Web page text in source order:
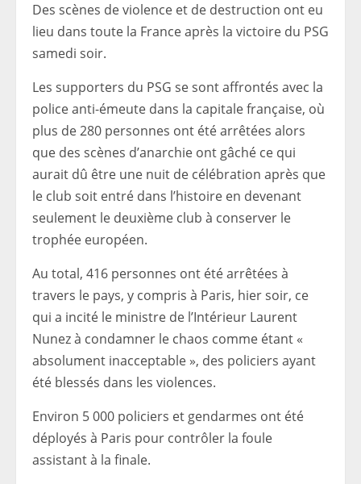
Des scènes de violence et de destruction ont eu
lieu dans toute la France après la victoire du PSG
samedi soir.
Les supporters du PSG se sont affrontés avec la
police anti-émeute dans la capitale française, où
plus de 280 personnes ont été arrêtées alors
que des scènes d’anarchie ont gâché ce qui
aurait dû être une nuit de célébration après que
le club soit entré dans l’histoire en devenant
seulement le deuxième club à conserver le
trophée européen.
Au total, 416 personnes ont été arrêtées à
travers le pays, y compris à Paris, hier soir, ce
qui a incité le ministre de l’Intérieur Laurent
Nunez à condamner le chaos comme étant «
absolument inacceptable », des policiers ayant
été blessés dans les violences.
Environ 5 000 policiers et gendarmes ont été
déployés à Paris pour contrôler la foule
assistant à la finale.